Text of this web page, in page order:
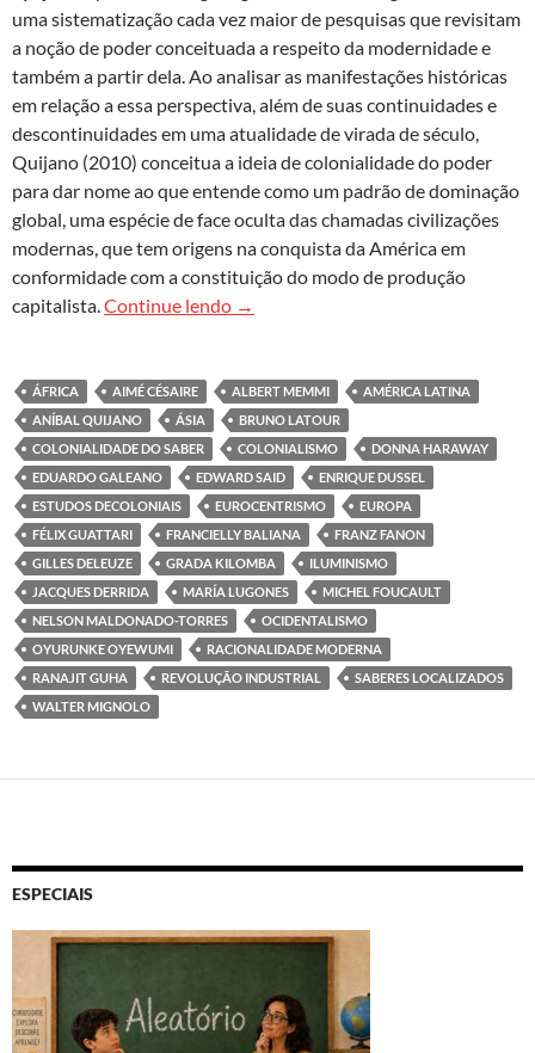
uma sistematização cada vez maior de pesquisas que revisitam
a noção de poder conceituada a respeito da modernidade e
também a partir dela. Ao analisar as manifestações históricas
em relação a essa perspectiva, além de suas continuidades e
descontinuidades em uma atualidade de virada de século,
Quijano (2010) conceitua a ideia de colonialidade do poder
para dar nome ao que entende como um padrão de dominação
global, uma espécie de face oculta das chamadas civilizações
modernas, que tem origens na conquista da América em
conformidade com a constituição do modo de produção
capitalista.Continue lendo Sobre saberes decoloniais
→
ÁFRICA AIMÉ CÉSAIRE ALBERT MEMMI
AMÉRICA LATINA
ANÍBAL QUIJANO
ÁSIA
BRUNO LATOUR
COLONIALIDADE DO SABER
COLONIALISMO
DONNA HARAWAY
EDUARDO GALEANO
EDWARD SAID
ENRIQUE DUSSEL
ESTUDOS DECOLONIAIS
EUROCENTRISMO
EUROPA
FÉLIX GUATTARI
FRANCIELLY BALIANA
FRANZ FANON
GILLES DELEUZE
GRADA KILOMBA
ILUMINISMO
JACQUES DERRIDA
MARÍA LUGONES
MICHEL FOUCAULT
NELSON MALDONADO-TORRES
OCIDENTALISMO
OYURUNKE OYEWUMI
RACIONALIDADE MODERNA
RANAJIT GUHA
REVOLUÇÃO INDUSTRIAL
SABERES LOCALIZADOS
WALTER MIGNOLO
ESPECIAIS